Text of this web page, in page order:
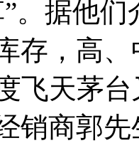
。据他
存，高
飞天茅
销商郭